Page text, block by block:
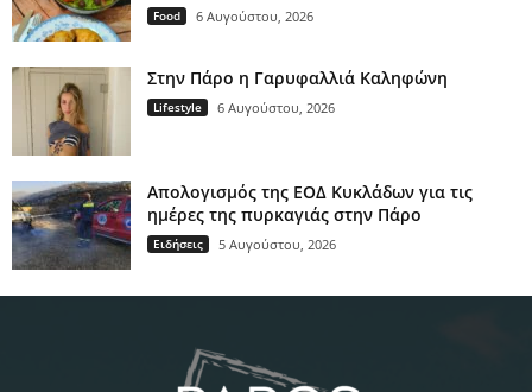
Food 6 Αυγούστου, 2026
Στην Πάρο η Γαρυφαλλιά Καληφώνη
Lifestyle 6 Αυγούστου, 2026
Απολογισμός της ΕΟΔ Κυκλάδων για τις
ημέρες της πυρκαγιάς στην Πάρο
Ειδήσεις 5 Αυγούστου, 2026